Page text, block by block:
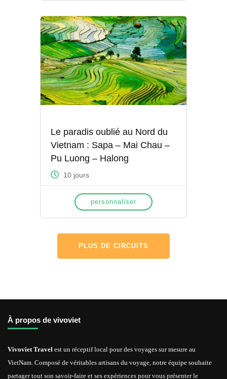
Le paradis oublié au Nord du
Vietnam : Sapa – Mai Chau –
Pu Luong – Halong
10 jours
personnaliser
PLUS DE CIRCUITS
À propos de vivoviet
Vivoviet Travel est un réceptif local pour des voyages sur mesure au
VietNam. Composé de véritables artisans du voyage, notre équipe souhaite
partager tout son savoir-faire et ses expériences pour vous présenter le